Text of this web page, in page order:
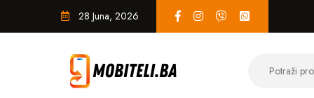
28 Juna, 2026